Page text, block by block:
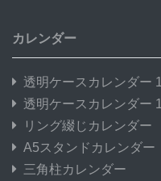
カレンダー
透明ケースカレンダー
透明ケースカレンダー
リング綴じカレンダー
A5スタンドカレンダー
三角柱カレンダー